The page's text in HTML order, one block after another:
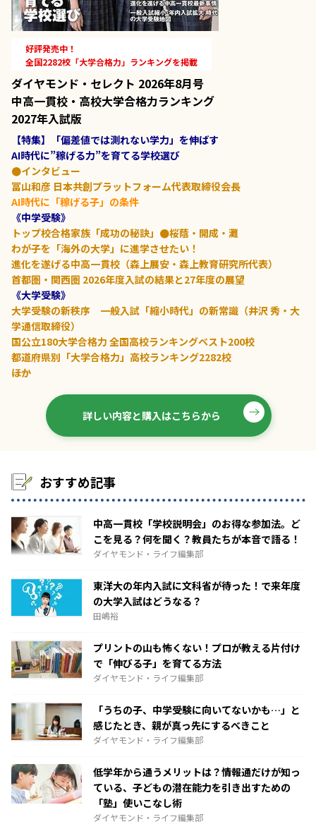
好評発売中！
全国2282校「大学合格力」ランキングを掲載
ダイヤモンド・セレクト 2026年8月号
中高一貫校・高校大学合格力ランキング
2027年入試版
【特集】「偏差値では測れない学力」を伸ばす
AI時代に”稼げる力”を育てる学校選び
●インタビュー
冨山和彦 日本共創プラットフォーム代表取締役会長
AI時代に「稼げる子」の条件
《中学受験》
トップ校合格家族「成功の秘訣」●桜蔭・開成・灘
わが子を「海外の大学」に進学させたい！
進化を遂げる中高一貫校（森上展安・森上教育研究所代表）
首都圏・関西圏 2026年度入試の結果と27年度の展望
《大学受験》
大学受験の新秩序 一般入試「縮小時代」の新常識（井沢 秀・大
学通信取締役）
国公立180大学合格力 全国高校ランキングベスト200校
都道府県別「大学合格力」高校ランキング2282校
――ほか
詳しい内容と購入はこちらから
おすすめ記事
中高一貫校「学校説明会」のお得な参加法。ど
こを見る？何を聞く？教員たちが本音で語る！
ダイヤモンド・ライフ編集部
東洋大の年内入試に文科省が待った！で来年度
の大学入試はどうなる？
田嶋裕
プリントの山も怖くない！プロが教える片付け
で「伸びる子」を育てる方法
ダイヤモンド・ライフ編集部
「うちの子、中学受験に向いてないかも…」と
感じたとき、親が真っ先にするべきこと
ダイヤモンド・ライフ編集部
低学年から通うメリットは？情報通だけが知っ
ている、子どもの潜在能力を引き出すための
「塾」使いこなし術
ダイヤモンド・ライフ編集部